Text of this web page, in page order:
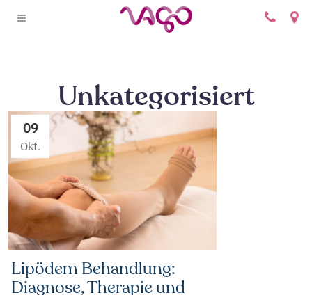
Unkategorisiert
09
Okt.
Lipödem Behandlung:
Diagnose, Therapie und